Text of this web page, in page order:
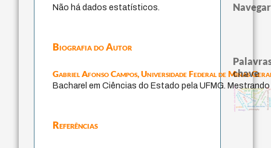
Não há dados estatísticos.
Biografia do Autor
Gabriel Afonso Campos,Universidade Federal de Minas
Bacharel em Ciências do Estado pela UFMG.
Referências
Navegar
chave
fundamentalismo
jacobi
protágoras
experiência temporal
metafísica do tempo género
idade intolerânciahistory of philosophy
homem-medida filosofia brasileira
j.c.m. neto
palavra
perdón
leyes
violencia
guayaquil
logos
lei
multidimensionalidade
não maleficência mind
therapy philosophy
arte de educar